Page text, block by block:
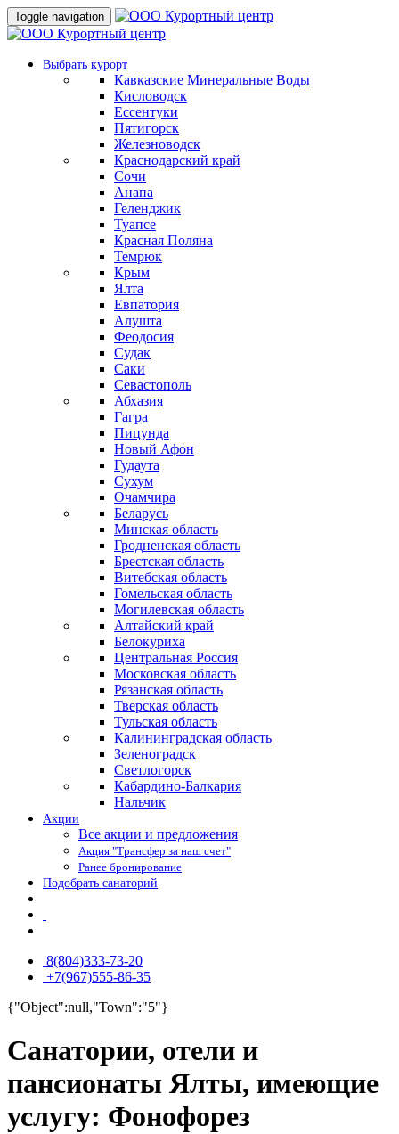
Toggle navigation
Выбрать курорт
Кавказские Минеральные Воды
Кисловодск
Ессентуки
Пятигорск
Железноводск
Краснодарский край
Сочи
Анапа
Геленджик
Туапсе
Красная Поляна
Темрюк
Крым
Ялта
Евпатория
Алушта
Феодосия
Судак
Саки
Севастополь
Абхазия
Гагра
Пицунда
Новый Афон
Гудаута
Сухум
Очамчира
Беларусь
Минская область
Гродненская область
Брестская область
Витебская область
Гомельская область
Могилевская область
Алтайский край
Белокуриха
Центральная Россия
Московская область
Рязанская область
Тверская область
Тульская область
Калининградская область
Зеленоградск
Светлогорск
Кабардино-Балкария
Нальчик
Акции
Все акции и предложения
Акция "Трансфер за наш счет"
Ранее бронирование
Подобрать санаторий
8(804)333-73-20
+7(967)555-86-35
{"Object":null,"Town":"5"}
Санатории, отели и
пансионаты Ялты, имеющие
услугу: Фонофорез